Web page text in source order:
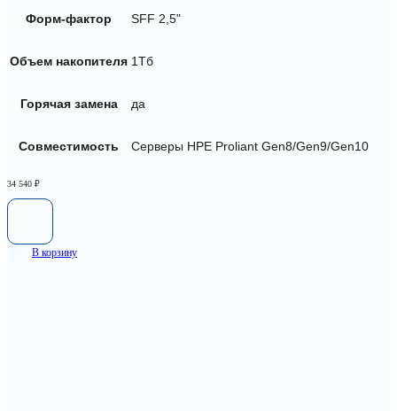
Форм-фактор SFF 2,5"
Объем накопителя 1Тб
Горячая замена да
Совместимость Серверы HPE Proliant Gen8/Gen9/Gen10
34 540 ₽
В корзину